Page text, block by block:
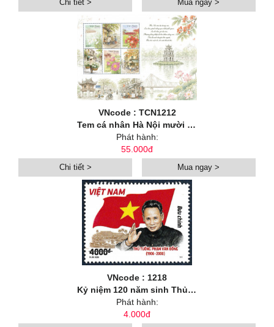
Chi tiết > Mua ngay >
VNcode : TCN1212
Tem cá nhân Hà Nội mười hai mùa hoa: Hoa mùa hạ
Phát hành:
55.000đ
Chi tiết > Mua ngay >
VNcode : 1218
Kỷ niệm 120 năm sinh Thủ tướng Phạm Văn Đồng (1906-2026)
Phát hành:
4.000đ